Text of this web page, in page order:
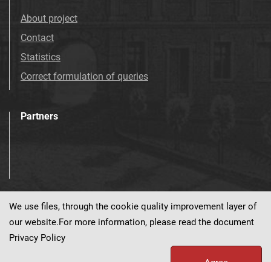
About project
Contact
Statistics
Correct formulation of queries
Partners
Visit us!
We use files, through the cookie quality improvement layer of
our website.For more information, please read the document
Privacy Policy